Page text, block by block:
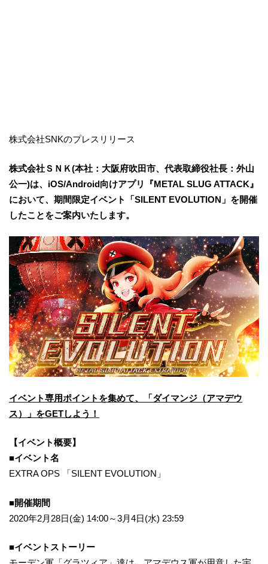
株式会社SNKのプレスリリース
株式会社ＳＮＫ(本社：大阪府吹田市、代表取締役社長：外山
公一)は、iOS/Android向けアプリ『METAL SLUG ATTACK』
において、期間限定イベント「SILENT EVOLUTION」を開催
したことをご案内いたします。
イベント専用ポイントを集めて、「ダイマンジ（アマデウ
ス）」をGETしよう！
【イベント概要】
■イベント名
EXTRA OPS 「SILENT EVOLUTION」
■開催期間
2020年2月28日(金) 14:00～3月4日(水) 23:59
■イベントストーリー